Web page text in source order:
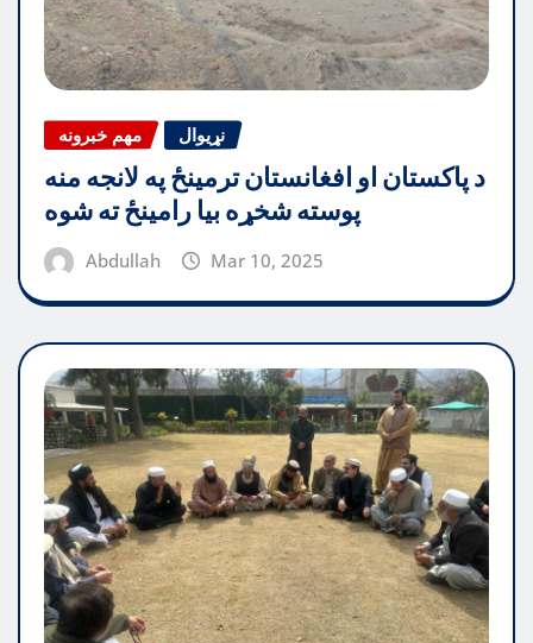
مهم خبرونه نړیوال
د پاکستان او افغانستان ترمینځ په لانجه منه
پوسته شخړه بیا رامینځ ته شوه
Abdullah Mar 10, 2025